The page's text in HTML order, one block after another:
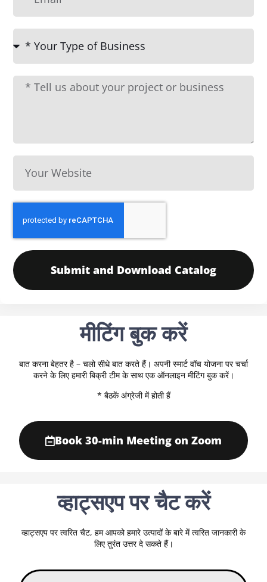
Submit and Download Catalog
मीटिंग बुक करें
बात करना बेहतर है – चलो सीधे बात करते हैं। अपनी स्मार्ट वॉच योजना पर चर्चा
करने के लिए हमारी बिक्री टीम के साथ एक ऑनलाइन मीटिंग बुक करें।
* बैठकें अंग्रेजी में होती हैं
Book 30-min Meeting on Zoom
व्हाट्सएप पर चैट करें
व्हाट्सएप पर त्वरित चैट, हम आपको हमारे उत्पादों के बारे में त्वरित जानकारी के
लिए तुरंत उत्तर दे सकते हैं।